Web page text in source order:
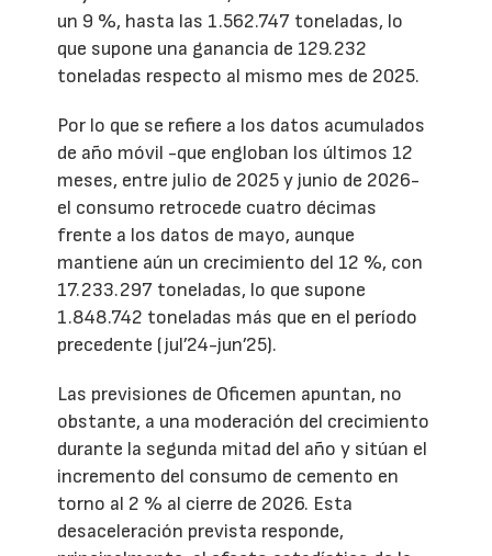
un 9 %, hasta las 1.562.747 toneladas, lo
que supone una ganancia de 129.232
toneladas respecto al mismo mes de 2025.
Por lo que se refiere a los datos acumulados
de año móvil -que engloban los últimos 12
meses, entre julio de 2025 y junio de 2026-
el consumo retrocede cuatro décimas
frente a los datos de mayo, aunque
mantiene aún un crecimiento del 12 %, con
17.233.297 toneladas, lo que supone
1.848.742 toneladas más que en el período
precedente (jul’24-jun’25).
Las previsiones de Oficemen apuntan, no
obstante, a una moderación del crecimiento
durante la segunda mitad del año y sitúan el
incremento del consumo de cemento en
torno al 2 % al cierre de 2026. Esta
desaceleración prevista responde,